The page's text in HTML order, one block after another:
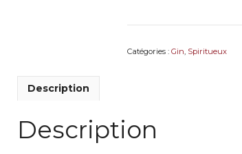
Catégories : Gin, Spiritueux
Description
Description